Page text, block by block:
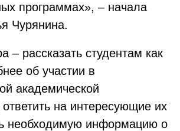
программах», – начала
Чурянина.
– рассказать студентам как
об участии в
академической
на интересующие их
необходимую информацию о